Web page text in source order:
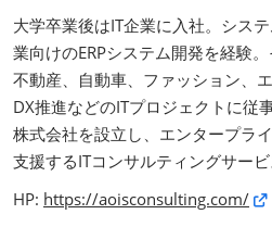
大学卒業後はIT企業に入社。シス
業向けのERPシステム開発を経験
不動産、自動車、ファッション、
DX推進などのITプロジェクトに従
株式会社を設立し、エンタープラ
支援するITコンサルティングサービ
HP: https://aoisconsulting.com/